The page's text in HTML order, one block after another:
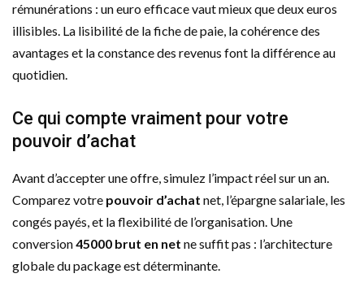
rémunérations : un euro efficace vaut mieux que deux euros
illisibles. La lisibilité de la fiche de paie, la cohérence des
avantages et la constance des revenus font la différence au
quotidien.
Ce qui compte vraiment pour votre
pouvoir d’achat
Avant d’accepter une offre, simulez l’impact réel sur un an.
Comparez votre pouvoir d’achat net, l’épargne salariale, les
congés payés, et la flexibilité de l’organisation. Une
conversion45000 brut en net ne suffit pas : l’architecture
globale du package est déterminante.